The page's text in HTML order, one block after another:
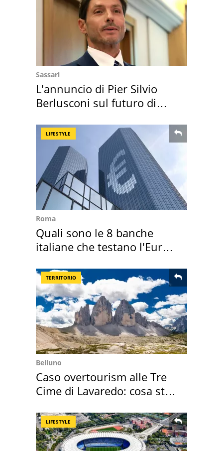
Sassari
L'annuncio di Pier Silvio
Berlusconi sul futuro di
LIFESTYLE
Roma
Quali sono le 8 banche
italiane che testano l'Euro
TERRITORIO
Belluno
Caso overtourism alle Tre
Cime di Lavaredo: cosa sta
LIFESTYLE